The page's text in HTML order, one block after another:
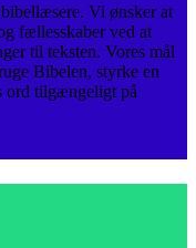
Vi ønsker at
fællesskaber ved at
til teksten. Vores mål
Bibelen, styrke en
ord tilgængeligt på